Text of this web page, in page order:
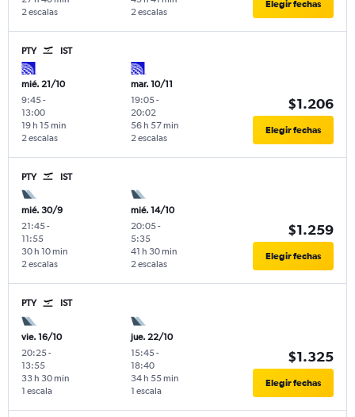
2 escalas
2 escalas
Elegir fechas
PTY IST
mié. 21/10
9:45-
13:00
2 escalas
19 h 15 min
mar. 10/11
19:05-
20:02
2 escalas
56 h 57 min
$1.206
Elegir fechas
PTY IST
mié. 30/9
21:45-
11:55
2 escalas
30 h 10 min
mié. 14/10
20:05-
5:35
2 escalas
41 h 30 min
$1.259
Elegir fechas
PTY IST
vie. 16/10
20:25-
13:55
1 escala
33 h 30 min
jue. 22/10
15:45-
18:40
1 escala
34 h 55 min
$1.325
Elegir fechas